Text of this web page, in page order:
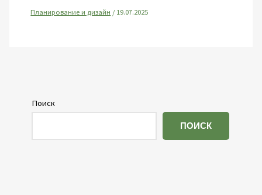
Планирование и дизайн /19.07.2025
Поиск
ПОИСК